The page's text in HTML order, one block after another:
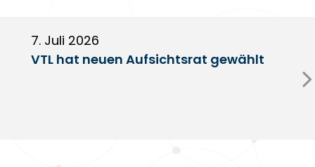
7. Juli 2026
VTL hat neuen Aufsichtsrat gewählt